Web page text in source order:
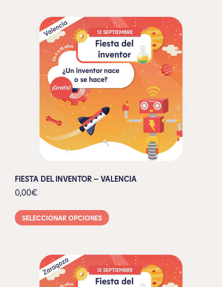
FIESTA DEL INVENTOR – VALENCIA
0,00€
SELECCIONAR OPCIONES